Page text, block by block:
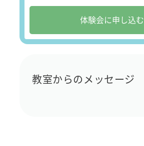
体験会に申し込む
教室からのメッセージ